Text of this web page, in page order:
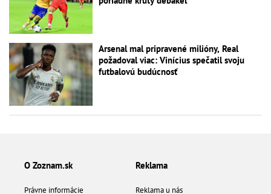
Arsenal mal pripravené milióny, Real
požadoval viac: Vinícius spečatil svoju
futbalovú budúcnosť
O Zoznam.sk
Právne informácie
Reklama
Reklama u nás